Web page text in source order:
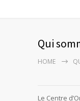
Qui
HOME
Le Centre